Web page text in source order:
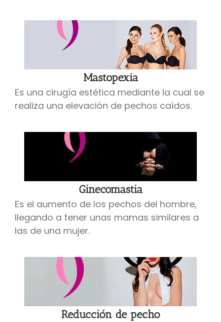
Mastopexia
Es una cirugía estética mediante la cual se
realiza una elevación de pechos caídos.
Ginecomastia
Es el aumento de los pechos del hombre,
llegando a tener unas mamas similares a
las de una mujer.
Reducción de pecho